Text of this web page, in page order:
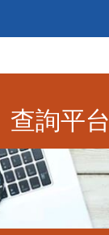
查詢平台